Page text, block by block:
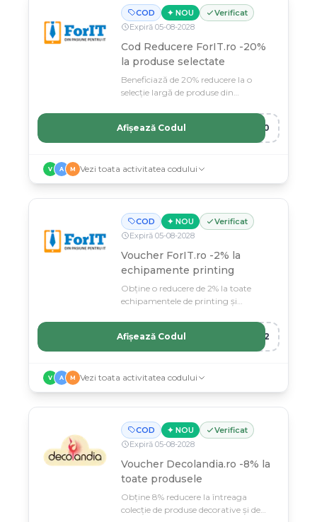
COD ✦ NOU
Verificat
Expiră 05-08-2028
Cod Reducere ForIT.ro -20%
la produse selectate
Beneficiază de 20% reducere la o
selecție largă de produse din
T20
Afișează Codul
V A M Vezi toata activitatea codului
COD ✦ NOU
Verificat
Expiră 05-08-2028
Voucher ForIT.ro -2% la
echipamente printing
Obține o reducere de 2% la toate
echipamentele de printing și
NG2
Afișează Codul
V A M Vezi toata activitatea codului
COD ✦ NOU
Verificat
Expiră 05-08-2028
Voucher Decolandia.ro -8% la
toate produsele
Obține 8% reducere la întreaga
colecție de produse decorative și de